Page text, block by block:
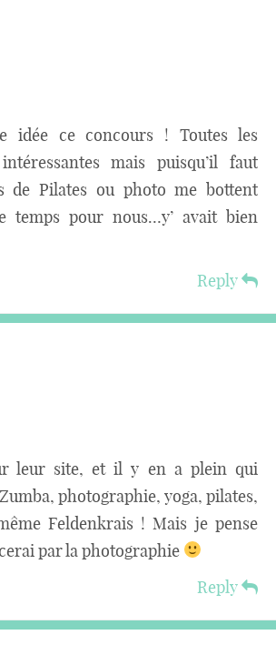
idée ce concours ! Toutes les
mais puisqu’il faut
de Pilates ou photo me bottent
temps pour nous…y’ avait bien
Reply
leur site, et il y en a plein qui
photographie, yoga, pilates,
Feldenkrais ! Mais je pense
par la photographie
Reply